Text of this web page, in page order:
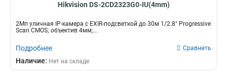
Hikvision DS-2CD2323G0-IU(4mm)
2Мп уличная IP-камера с EXIR-подсветкой до 30м 1/2.8" Progressive
Scan CMOS; объектив 4мм;...
Подробнее Сравнить
Наличие: Нет на складе